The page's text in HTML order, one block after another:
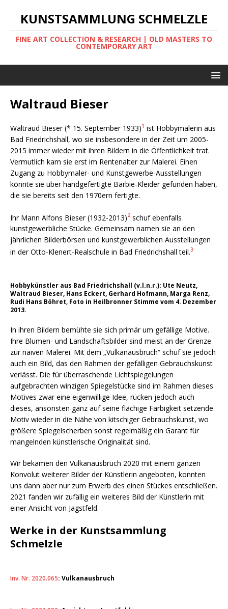
KUNSTSAMMLUNG SCHMELZLE
FINE ART COLLECTION & RESEARCH | OLD MASTERS TO
CONTEMPORARY ART
Waltraud Bieser
Waltraud Bieser (* 15. September 1933)1 ist Hobbymalerin aus
Bad Friedrichshall, wo sie insbesondere in der Zeit um 2005-
2015 immer wieder mit ihren Bildern in die Öffentlichkeit trat.
Vermutlich kam sie erst im Rentenalter zur Malerei. Einen
Zugang zu Hobbymaler- und Kunstgewerbe-Ausstellungen
könnte sie über handgefertigte Barbie-Kleider gefunden haben,
die sie bereits seit den 1970ern fertigte.
Ihr Mann Alfons Bieser (1932-2013)2 schuf ebenfalls
kunstgewerbliche Stücke. Gemeinsam namen sie an den
jährlichen Bilderbörsen und kunstgewerblichen Ausstellungen
in der Otto-Klenert-Realschule in Bad Friedrichshall teil.3
Hobbykünstler aus Bad Friedrichshall (v.l.n.r.): Ute Neutz,
Waltraud Bieser, Hans Eckert, Gerhard Hofmann, Marga Renz,
Rudi Hans Böhret, Foto in Heilbronner Stimme vom 4. Dezember
2013.
In ihren Bildern bemühte sie sich primär um gefällige Motive.
Ihre Blumen- und Landschaftsbilder sind meist an der Grenze
zur naiven Malerei. Mit dem „Vulkanausbruch“ schuf sie jedoch
auch ein Bild, das den Rahmen der gefälligen Gebrauchskunst
verlässt. Die für überraschende Lichtspiegelungen
aufgebrachten winzigen Spiegelstücke sind im Rahmen dieses
Motives zwar eine eigenwillige Idee, rücken jedoch auch
dieses, ansonsten ganz auf seine flächige Farbigkeit setzende
Motiv wieder in die Nähe von kitschiger Gebrauchskunst, wo
größere Spiegelscherben sonst regelmäßig ein Garant für
mangelnden künstlerische Originalität sind.
Wir bekamen den Vulkanausbruch 2020 mit einem ganzen
Konvolut weiterer Bilder der Künstlerin angeboten, konnten
uns dann aber nur zum Erwerb des einen Stückes entschließen.
2021 fanden wir zufällig ein weiteres Bild der Künstlerin mit
einer Ansicht von Jagstfeld.
Werke in der Kunstsammlung
Schmelzle
Inv. Nr. 2020.065: Vulkanausbruch